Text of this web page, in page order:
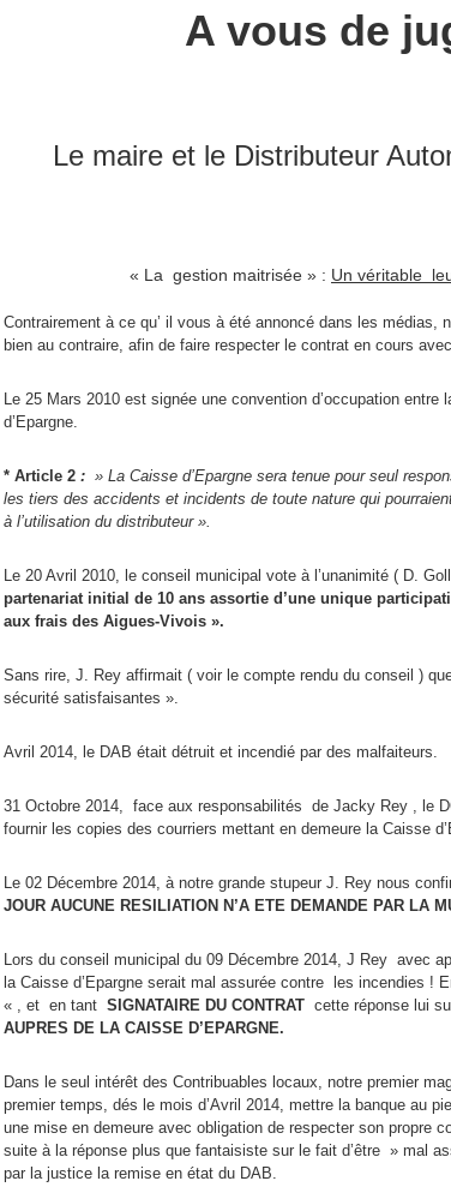
bloque, le Renouveau débloque !A vous de
Le maire et le Distributeur
« La gestion maitrisée » : Un véritable
Contrairement à ce qu’ il vous à été annoncé dans les médias,
bien au contraire, afin de faire respecter le contrat en cours
Le 25 Mars 2010 est signée une convention d’occupation
d’Epargne.
* Article 2 :» La Caisse d’Epargne sera tenue pour seul
les tiers des accidents et incidents de toute nature qui
à l’utilisation du distributeur ».
Le 20 Avril 2010, le conseil municipal vote à l’unanimité ( D.
partenariat initial de 10 ans assortie d’une unique
aux frais des Aigues-Vivois ».
Sans rire, J. Rey affirmait ( voir le compte rendu du conseil )
sécurité satisfaisantes ».
Avril 2014, le DAB était détruit et incendié par des malfaiteurs.
31 Octobre 2014, face aux responsabilités de Jacky Rey , le
fournir les copies des courriers mettant en demeure la Caisse
Le 02 Décembre 2014, à notre grande stupeur J. Rey nous
JOUR AUCUNE RESILIATION N’A ETE DEMANDE PAR LA
Lors du conseil municipal du 09 Décembre 2014, J Rey avec
la Caisse d’Epargne serait mal assurée contre les incendies !
« , et en tant SIGNATAIRE DU CONTRAT cette réponse lui
AUPRES DE LA CAISSE D’EPARGNE.
Dans le seul intérêt des Contribuables locaux, notre premier
premier temps, dés le mois d’Avril 2014, mettre la banque au
une mise en demeure avec obligation de respecter son propre
suite à la réponse plus que fantaisiste sur le fait d’être » mal
par la justice la remise en état du DAB.